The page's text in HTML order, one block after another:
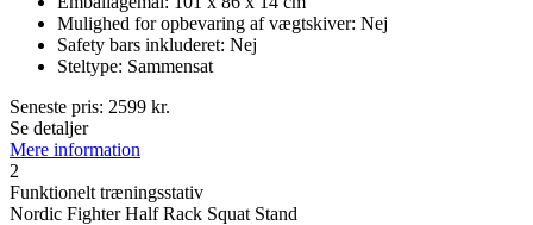
Mulighed for opbevaring af vægtskiver: Nej
Safety bars inkluderet: Nej
Steltype: Sammensat
Seneste pris: 2599 kr.
Se detaljer
Mere information
2
Funktionelt træningsstativ
Nordic Fighter Half Rack Squat Stand